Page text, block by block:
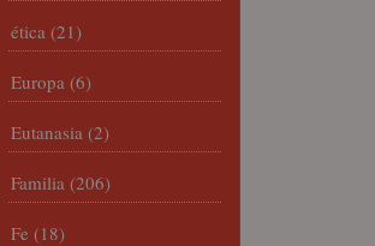
ética (21)
Europa (6)
Eutanasia (2)
Familia (206)
Fe (18)